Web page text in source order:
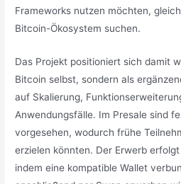
Frameworks nutzen möchten,
Bitcoin-Ökosystem suchen.
Das Projekt positioniert sich damit
Bitcoin selbst, sondern als
auf Skalierung,
Anwendungsfälle. Im Presale sind
vorgesehen, wodurch frühe
erzielen könnten. Der Erwerb
indem eine kompatible Wallet